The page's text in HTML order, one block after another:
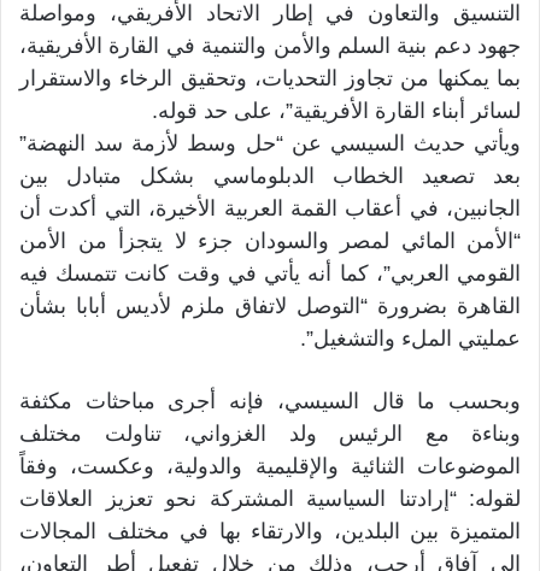
التنسيق والتعاون في إطار الاتحاد الأفريقي، ومواصلة
جهود دعم بنية السلم والأمن والتنمية في القارة الأفريقية،
بما يمكنها من تجاوز التحديات، وتحقيق الرخاء والاستقرار
لسائر أبناء القارة الأفريقية”، على حد قوله.
ويأتي حديث السيسي عن “حل وسط لأزمة سد النهضة”
بعد تصعيد الخطاب الدبلوماسي بشكل متبادل بين
الجانبين، في أعقاب القمة العربية الأخيرة، التي أكدت أن
“الأمن المائي لمصر والسودان جزء لا يتجزأ من الأمن
القومي العربي”، كما أنه يأتي في وقت كانت تتمسك فيه
القاهرة بضرورة “التوصل لاتفاق ملزم لأديس أبابا بشأن
عمليتي الملء والتشغيل”.
وبحسب ما قال السيسي، فإنه أجرى مباحثات مكثفة
وبناءة مع الرئيس ولد الغزواني، تناولت مختلف
الموضوعات الثنائية والإقليمية والدولية، وعكست، وفقاً
لقوله: “إرادتنا السياسية المشتركة نحو تعزيز العلاقات
المتميزة بين البلدين، والارتقاء بها في مختلف المجالات
إلى آفاق أرحب، وذلك من خلال تفعيل أطر التعاون،